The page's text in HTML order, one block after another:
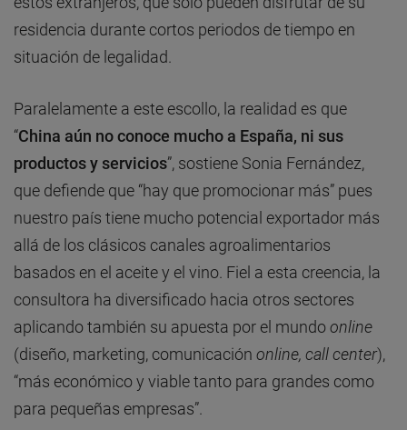
residencia durante cortos periodos de tiempo en
situación de legalidad.
Paralelamente a este escollo, la realidad es que
“China aún no conoce mucho a España, ni sus
productos y servicios”, sostiene Sonia Fernández,
que defiende que “hay que promocionar más” pues
nuestro país tiene mucho potencial exportador más
allá de los clásicos canales agroalimentarios
basados en el aceite y el vino. Fiel a esta creencia, la
consultora ha diversificado hacia otros sectores
aplicando también su apuesta por el mundoonline
(diseño, marketing, comunicación online, call center),
“más económico y viable tanto para grandes como
para pequeñas empresas”.